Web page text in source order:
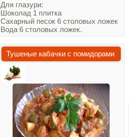
Для глазури:
Шоколад 1 плитка
Сахарный песок 6 столовых ложек
Вода 6 столовых ложек.
Тушеные кабачки с помидорами